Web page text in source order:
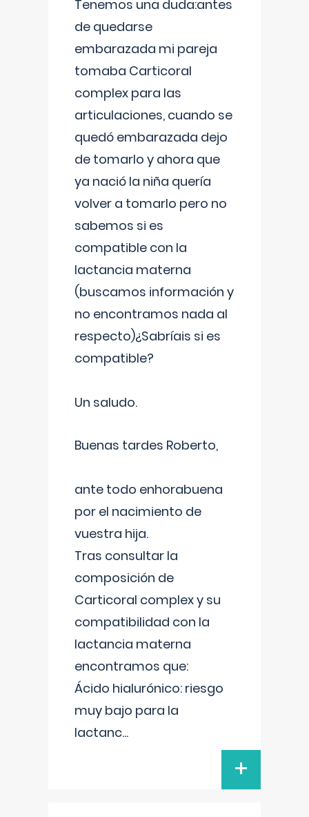
Tenemos una duda:antes
de quedarse
embarazada mi pareja
tomaba Carticoral
complex para las
articulaciones, cuando se
quedó embarazada dejo
de tomarlo y ahora que
ya nació la niña quería
volver a tomarlo pero no
sabemos si es
compatible con la
lactancia materna
(buscamos información y
no encontramos nada al
respecto)¿Sabríais si es
compatible?
Un saludo.
Buenas tardes Roberto,
ante todo enhorabuena
por el nacimiento de
vuestra hija.
Tras consultar la
composición de
Carticoral complex y su
compatibilidad con la
lactancia materna
encontramos que:
Ácido hialurónico: riesgo
muy bajo para la
lactanc...
+